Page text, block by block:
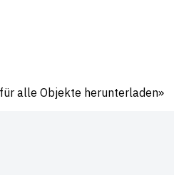
alle Objekte herunterladen»